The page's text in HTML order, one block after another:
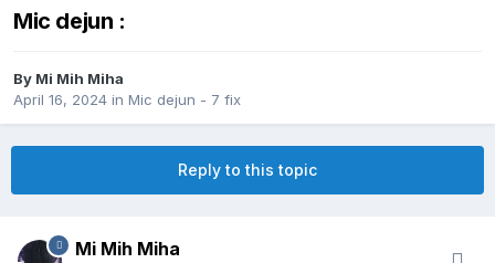
Mic dejun :
By Mi Mih Miha
April 16, 2024 in Mic dejun - 7 fix
Reply to this topic
Mi Mih Miha